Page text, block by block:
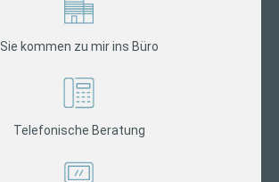
Sie kommen zu mir ins Büro
Telefonische Beratung